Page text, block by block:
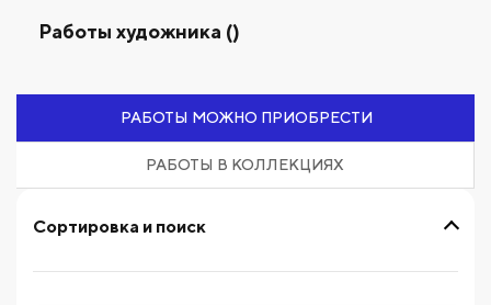
Работы художника ()
РАБОТЫ МОЖНО ПРИОБРЕСТИ
РАБОТЫ В КОЛЛЕКЦИЯХ
Сортировка и поиск